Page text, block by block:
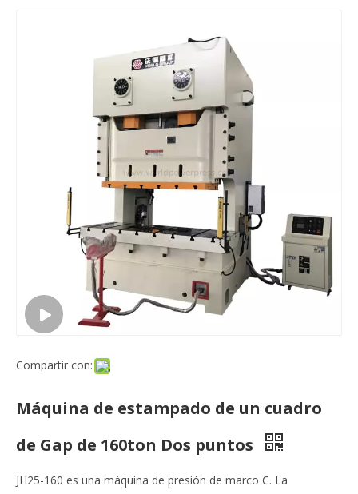
Compartir con:
Máquina de estampado de un cuadro
de Gap de 160ton Dos puntos
JH25-160 es una máquina de presión de marco C. La